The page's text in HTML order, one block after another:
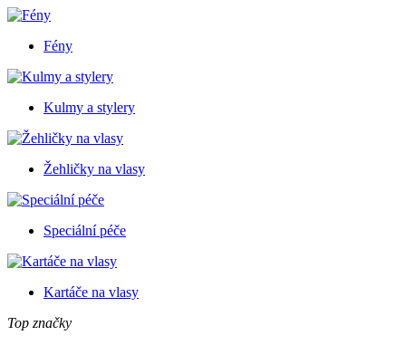
Fény
Kulmy a stylery
Žehličky na vlasy
Speciální péče
Kartáče na vlasy
Top značky